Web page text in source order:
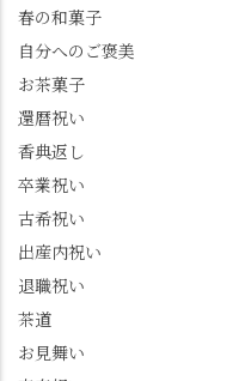
京公式アンバサダー #み
ずは北川 私のアカウン
グルメをメインに発
信。お店選びの参考な
どにご利用いただける
の情報を詳しく知りた
い人は、下記アカウン
トもあわせてチェック
@sense_nagaokakyo 長岡
春の和菓子
自分へのご褒美
お茶菓子
還暦祝い
香典返し
卒業祝い
古希祝い
出産内祝い
退職祝い
茶道
お見舞い